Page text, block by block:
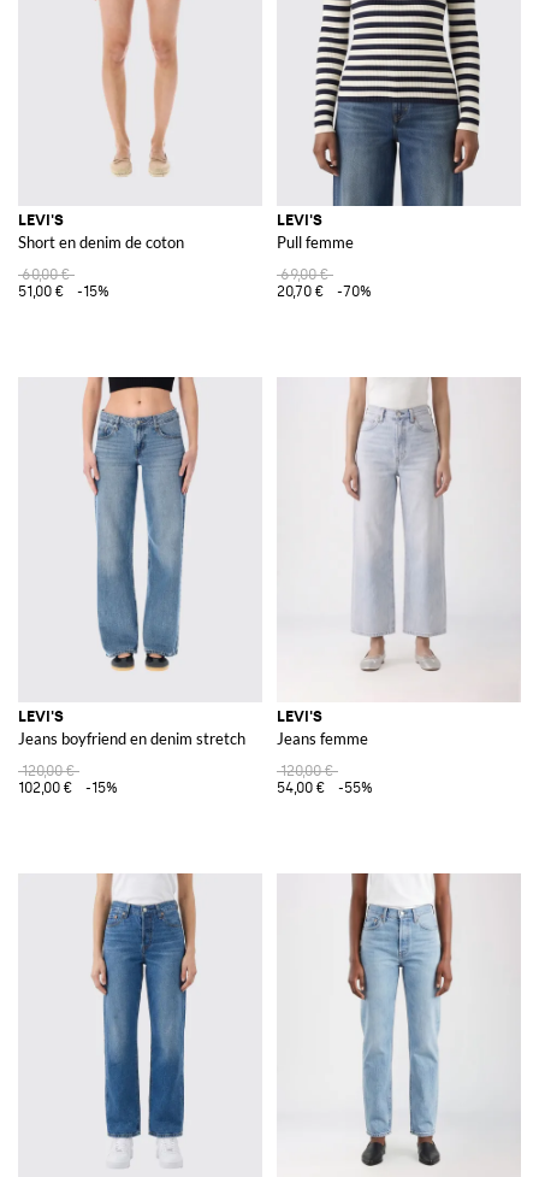
LEVI'S
LEVI'S
Short en denim de coton
60,00 €
51,00 €
-15%
LEVI'S
Pull femme
69,00 €
20,70 €
-70%
LEVI'S
Jeans boyfriend en denim stretch
120,00 €
102,00 €
-15%
LEVI'S
Jeans femme
120,00 €
54,00 €
-55%